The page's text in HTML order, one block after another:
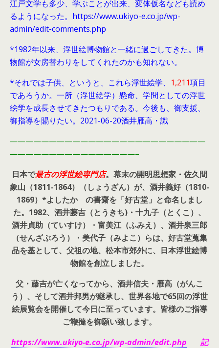
江戸文学も多少、学ぶことが出来、変体仮名なども読め
るようになった。https://www.ukiyo-e.co.jp/wp-
admin/edit-comments.php
*1982年以来、浮世絵博物館と一緒に過ごしてきた。博
物館が女房替わりをしてくれたのかも知れない。
*それでは子供、というと、これら浮世絵学、 1,211項目
であろうか。一所（浮世絵学）懸命、学問としての浮世
絵学を成長させてきたつもりである。今後も、御支援、
御指導を賜りたい。2021-06-20酒井雁高・識
—————————————————————————
————————————————–
日本で最古の浮世絵専門店。幕末の開明思想家・ 佐久間
象山（1811-1864）（しょうざん）が、酒井義好（1810-
1869）*よしたか の書齋を「好古堂」と命名しまし
た。 1982、酒井藤吉（とうきち)・十九子（とくこ）、
酒井貞助（ていすけ）・富美江（ふみえ）、酒井泉三郎
（せんざぶろう）・美代子（みよこ）らは、好古堂蒐集
品を基として、父祖の地、松本市郊外に、日本浮世絵博
物館を創立しました。
父・藤吉が亡くなってから、酒井信夫・雁高（がんこ
う）、そして酒井邦男が継承し、世界各地で65回の浮世
絵展覧会を開催して今日に至っています。皆様のご指導
ご鞭撻を御願い致します。
https://www.ukiyo-e.co.jp/wp-admin/edit.php 記